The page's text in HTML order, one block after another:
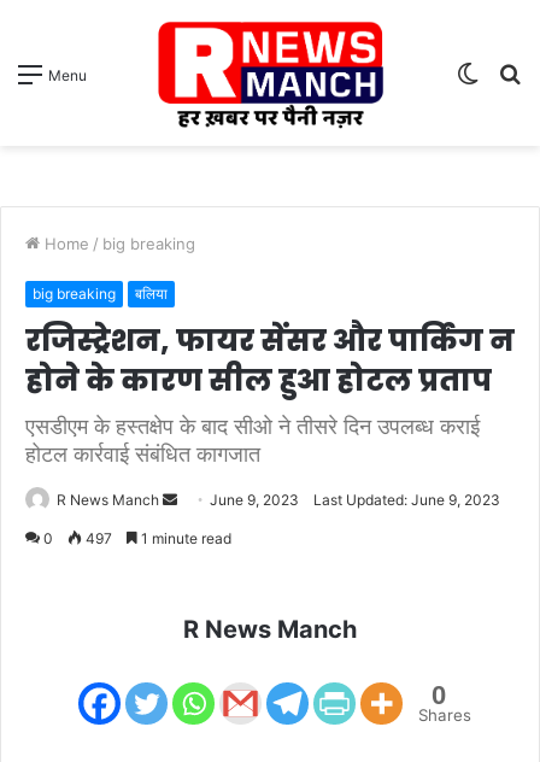
Menu
Switch
Home / big breaking
big breaking बलिया
रजिस्ट्रेशन, फायर सेंसर और पार्किंग न
होने के कारण सील हुआ होटल प्रताप
एसडीएम के हस्तक्षेप के बाद सीओ ने तीसरे दिन उपलब्ध कराई
होटल कार्रवाई संबंधित कागजात
R News Manch
SendJune 9, 2023 Last Updated: June 9, 2023
0 497 1 minute read
R News Manch
0
Shares